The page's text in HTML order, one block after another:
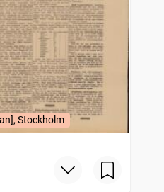
Stockholm